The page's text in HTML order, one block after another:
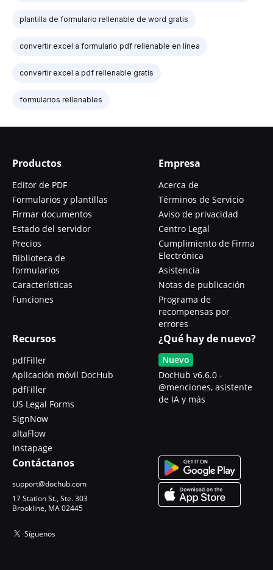
plantilla de formulario rellenable de word gratis
convertir excel a formulario pdf rellenable en línea
convertir excel a pdf rellenable gratis
formularios rellenables
Productos
Editor de PDF
Formularios y plantillas
Firmar documentos
Estado del servidor
Precios
Biblioteca de
formularios
Características
Funciones
Empresa
Acerca de
Términos de Servicio
Aviso de privacidad
Centro Legal
Cumplimiento de Firma
Electrónica
Asistencia
Notas de publicación
Programa de
recompensas por
errores
Recursos
pdfFiller
Aplicación móvil DocHub
pdfFiller
US Legal Forms
SignNow
altaFlow
Instapage
¿Qué hay de nuevo?
Nuevo
DocHub v6.6.0 -
@menciones, asistente
de IA y más
Contáctanos
support@dochub.com
17 Station St., Ste. 303
Brookline, MA 02445
Síguenos